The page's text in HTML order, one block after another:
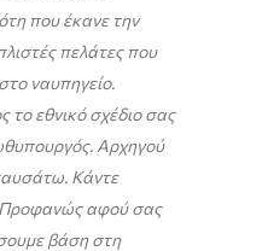
που έκανε την
πελάτες που
ναυπηγείο.
εθνικό σχέδιο σας
Αρχηγού
Κάντε
Προφανώς αφού σας
βάση στη